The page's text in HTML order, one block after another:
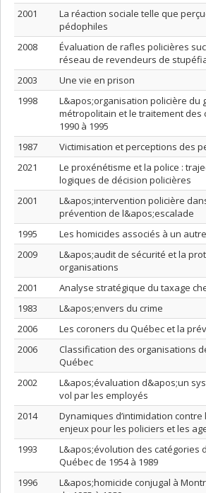
2001
La réaction sociale telle que
pédophiles
2008
Évaluation de rafles policières
réseau de revendeurs de
2003
Une vie en prison
1998
L&apos;organisation policière du
métropolitain et le traitement des
1990 à 1995
1987
Victimisation et perceptions des
2021
Le proxénétisme et la police :
logiques de décision policières
2001
L&apos;intervention policière
prévention de l&apos;escalade
1995
Les homicides associés à un
2009
L&apos;audit de sécurité et la
organisations
2001
Analyse stratégique du taxage
1983
L&apos;envers du crime
2006
Les coroners du Québec et la
2006
Classification des organisations
Québec
2002
L&apos;évaluation d&apos;un
vol par les employés
2014
Dynamiques d’intimidation
enjeux pour les policiers et les
1993
L&apos;évolution des catégories
Québec de 1954 à 1989
1996
L&apos;homicide conjugal à